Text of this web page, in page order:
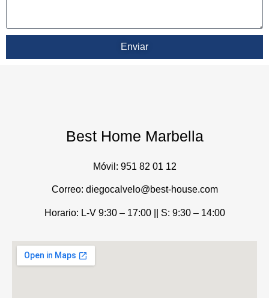
Enviar
Best Home Marbella
Móvil: 951 82 01 12
Correo: diegocalvelo@best-house.com
Horario: L-V 9:30 – 17:00 || S: 9:30 – 14:00